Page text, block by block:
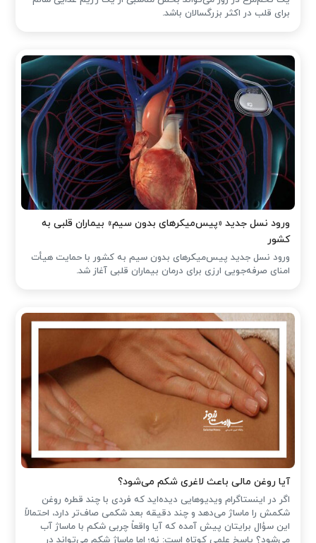
برای قلب در اکثر بزرگسالان باشد.
ورود نسل جدید «پیس‌میکرهای بدون سیم» بیماران قلبی به
کشور
ورود نسل جدید پیس‌میکرهای بدون سیم به کشور با حمایت هیأت
امنای صرفه‌جویی ارزی برای درمان بیماران قلبی آغاز شد.
آیا روغن مالی باعث لاغری شکم می‌شود؟
اگر در اینستاگرام ویدیوهایی دیده‌اید که فردی با چند قطره روغن
شکمش را ماساژ می‌دهد و چند دقیقه بعد شکمی صاف‌تر دارد، احتمالاً
این سؤال برایتان پیش آمده که آیا واقعاً چربی شکم با ماساژ آب
می‌شود؟ پاسخ علمی کوتاه است: نه؛ اما ماساژ شکم می‌تواند در